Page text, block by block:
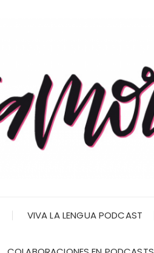
VIVA LA LENGUA PODCAST